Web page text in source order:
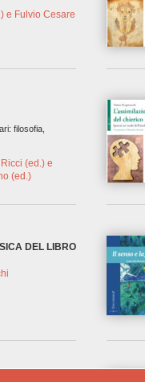
e Fulvio Cesare
filosofia,
(ed.) e
(ed.)
DEL LIBRO